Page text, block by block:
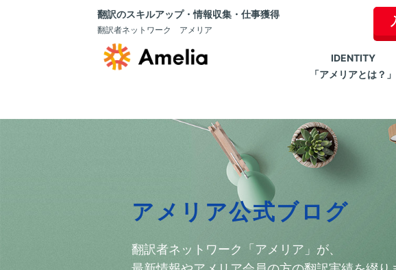
翻訳のスキルアップ・情報収集・仕事獲得
翻訳者ネットワーク アメリア
IDENTITY
「アメリアとは？」
アメリア公式ブログ
翻訳者ネットワーク「アメリア」が、